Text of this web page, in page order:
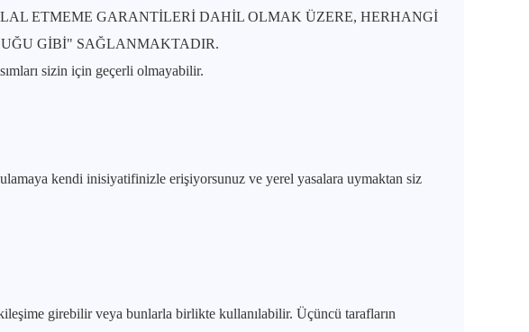
ETMEME GARANTİLERİ DAHİL OLMAK ÜZERE, HERHANGİ
GİBİ" SAĞLANMAKTADIR.
sizin için geçerli olmayabilir.
kendi inisiyatifinizle erişiyorsunuz ve yerel yasalara uymaktan siz
girebilir veya bunlarla birlikte kullanılabilir. Üçüncü tarafların